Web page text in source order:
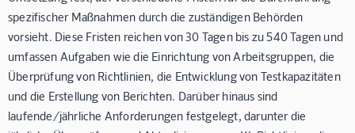
spezifischer Maßnahmen durch die zuständigen Behörden
vorsieht. Diese Fristen reichen von 30 Tagen bis zu 540 Tagen und
umfassen Aufgaben wie die Einrichtung von Arbeitsgruppen, die
Überprüfung von Richtlinien, die Entwicklung von Testkapazitäten
und die Erstellung von Berichten. Darüber hinaus sind
laufende/jährliche Anforderungen festgelegt, darunter die